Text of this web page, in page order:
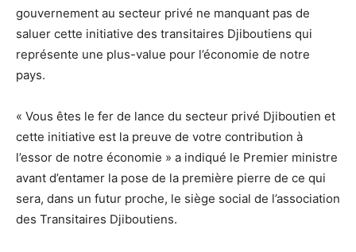
gouvernement au secteur privé ne manquant pas de
saluer cette initiative des transitaires Djiboutiens qui
représente une plus-value pour l’économie de notre
pays.
« Vous êtes le fer de lance du secteur privé Djiboutien et
cette initiative est la preuve de votre contribution à
l’essor de notre économie » a indiqué le Premier ministre
avant d’entamer la pose de la première pierre de ce qui
sera, dans un futur proche, le siège social de l’association
des Transitaires Djiboutiens.